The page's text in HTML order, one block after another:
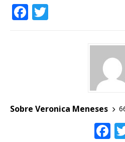
F
o
Sobre Veronica Meneses
F